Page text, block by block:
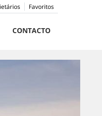
Favoritos
CONTACTO